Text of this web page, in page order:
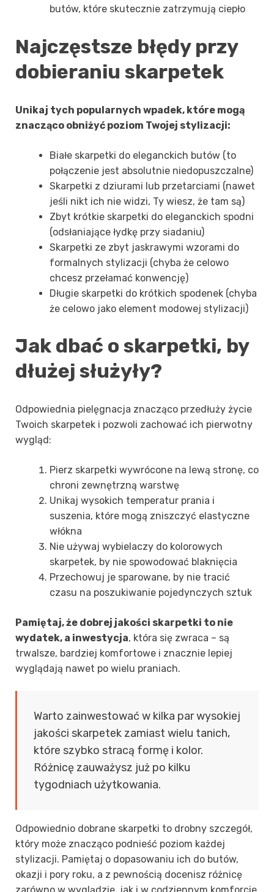
butów, które skutecznie zatrzymują ciepło
Najczęstsze błędy przy
dobieraniu skarpetek
Unikaj tych popularnych wpadek, które mogą
znacząco obniżyć poziom Twojej stylizacji:
Białe skarpetki do eleganckich butów (to
połączenie jest absolutnie niedopuszczalne)
Skarpetki z dziurami lub przetarciami (nawet
jeśli nikt ich nie widzi, Ty wiesz, że tam są)
Zbyt krótkie skarpetki do eleganckich spodni
(odsłaniające łydkę przy siadaniu)
Skarpetki ze zbyt jaskrawymi wzorami do
formalnych stylizacji (chyba że celowo
chcesz przełamać konwencję)
Długie skarpetki do krótkich spodenek (chyba
że celowo jako element modowej stylizacji)
Jak dbać o skarpetki, by
dłużej służyły?
Odpowiednia pielęgnacja znacząco przedłuży życie
Twoich skarpetek i pozwoli zachować ich pierwotny
wygląd:
Pierz skarpetki wywrócone na lewą stronę, co
chroni zewnętrzną warstwę
Unikaj wysokich temperatur prania i
suszenia, które mogą zniszczyć elastyczne
włókna
Nie używaj wybielaczy do kolorowych
skarpetek, by nie spowodować blaknięcia
Przechowuj je sparowane, by nie tracić
czasu na poszukiwanie pojedynczych sztuk
Pamiętaj, że dobrej jakości skarpetki to nie
wydatek, a inwestycja, która się zwraca – są
trwalsze, bardziej komfortowe i znacznie lepiej
wyglądają nawet po wielu praniach.
Warto zainwestować w kilka par wysokiej
jakości skarpetek zamiast wielu tanich,
które szybko stracą formę i kolor.
Różnicę zauważysz już po kilku
tygodniach użytkowania.
Odpowiednio dobrane skarpetki to drobny szczegół,
który może znacząco podnieść poziom każdej
stylizacji. Pamiętaj o dopasowaniu ich do butów,
okazji i pory roku, a z pewnością docenisz różnicę